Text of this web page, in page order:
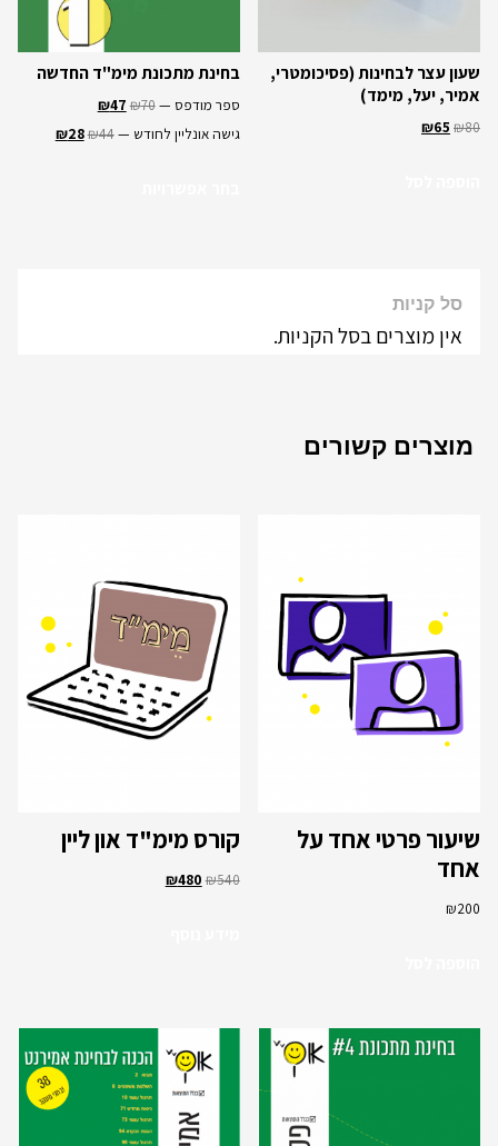
שעון עצר לבחינות (פסיכומטרי,
אמיר, יעל, מימד)
₪80
₪65
בחינת מתכונת מימ"ד החדשה
ספר מודפס — ₪70
₪47
גישה אונליין לחודש —
₪44
₪28
סל קניות
אין מוצרים בסל הקניות.
מוצרים קשורים
שיעור פרטי אחד על
אחד
₪200
קורס מימ"ד און ליין
₪540
₪480